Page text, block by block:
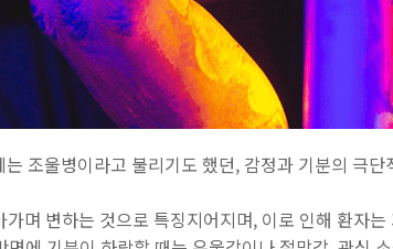
조울병이라고 불리기도 했던, 감정과 기분의 극단
며 변하는 것으로 특징지어지며, 이로 인해 환자